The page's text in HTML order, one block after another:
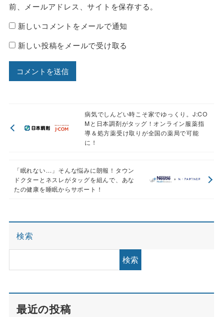
前、メールアドレス、サイトを保存する。
新しいコメントをメールで通知
新しい投稿をメールで受け取る
病気でしんどい時こそ家でゆっくり。J:CO
Mと日本調剤がタッグ！オンライン服薬指
導＆処方薬受け取りが全国の薬局で可能
に！
「眠れない…」そんな悩みに朗報！タウン
ドクターとネスレがタッグを組んで、あな
たの健康を睡眠からサポート！
検索
検索
最近の投稿